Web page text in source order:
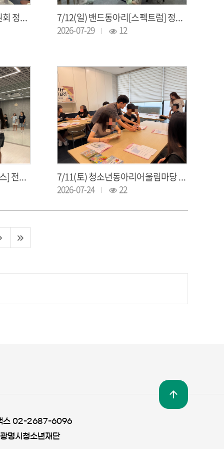
7/14(화) 제1차 시설운영위원회 정기회의 개최 7/12(일) 밴드동아리[스펙트럼] 정기활동
2026-07-29 12
7/11(토) 댄스동아리[시리우스] 전문교육 7/11(토) 청소년동아리어울림마당 청소년기획단 [SPORTER] 2차 기획활동
2026-07-24 22
스 02-2687-6096
명시청소년재단